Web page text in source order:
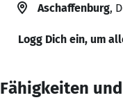
Aschaffenburg,
Logg Dich ein, um
Fähigkeiten